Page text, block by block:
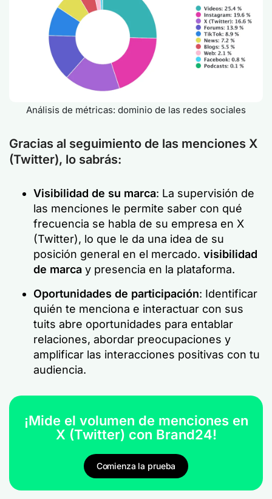
Análisis de métricas: dominio de las redes sociales
Gracias al seguimiento de las menciones X
(Twitter), lo sabrás:
Visibilidad de su marca: La supervisión de
las menciones le permite saber con qué
frecuencia se habla de su empresa en X
(Twitter), lo que le da una idea de su
posición general en el mercado. visibilidad
de marca y presencia en la plataforma.
Oportunidades de participación: Identificar
quién te menciona e interactuar con sus
tuits abre oportunidades para entablar
relaciones, abordar preocupaciones y
amplificar las interacciones positivas con tu
audiencia.
¡Mide el volumen de menciones en
X (Twitter) con Brand24!
Comienza la prueba